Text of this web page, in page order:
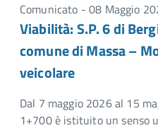
Comunicato - 08 Maggio
Viabilità: S.P. 6 di
comune di Massa –
veicolare
Dal 7 maggio 2026 al 15
1+700 è istituito un senso